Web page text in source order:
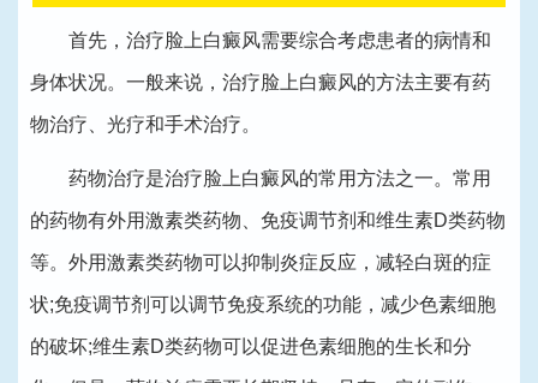
首先，治疗脸上白癜风需要综合考虑患者的病情和
身体状况。一般来说，治疗脸上白癜风的方法主要有药
物治疗、光疗和手术治疗。
药物治疗是治疗脸上白癜风的常用方法之一。常用
的药物有外用激素类药物、免疫调节剂和维生素D类药物
等。外用激素类药物可以抑制炎症反应，减轻白斑的症
状;免疫调节剂可以调节免疫系统的功能，减少色素细胞
的破坏;维生素D类药物可以促进色素细胞的生长和分